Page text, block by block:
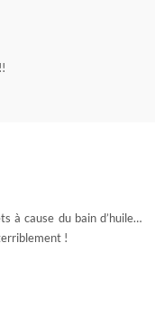
à cause du bain d’huile…
!